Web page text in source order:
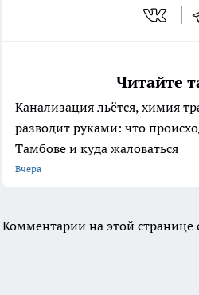
Читайте
Канализация льётся, химия
разводит руками: что
Тамбове и куда жаловаться
Вчера
Комментарии на этой